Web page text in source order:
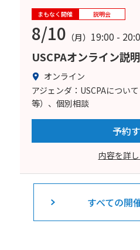
まもなく開催 説明会
8/10 （月） 19:00 -
USCPAオンライン説
オンライン
アジェンダ：USCPAについ
等）、個別相談
予約
内容を詳
すべての開